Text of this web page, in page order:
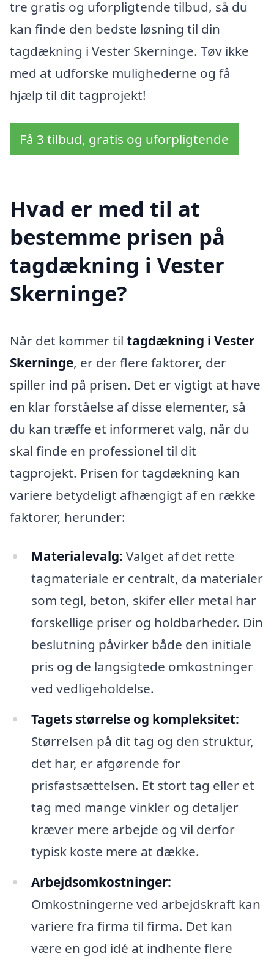
tre gratis og uforpligtende tilbud, så du
kan finde den bedste løsning til din
tagdækning i Vester Skerninge. Tøv ikke
med at udforske mulighederne og få
hjælp til dit tagprojekt!
Få 3 tilbud, gratis og uforpligtende
Hvad er med til at
bestemme prisen på
tagdækning i Vester
Skerninge?
Når det kommer til tagdækning i Vester
Skerninge, er der flere faktorer, der
spiller ind på prisen. Det er vigtigt at have
en klar forståelse af disse elementer, så
du kan træffe et informeret valg, når du
skal finde en professionel til dit
tagprojekt. Prisen for tagdækning kan
variere betydeligt afhængigt af en række
faktorer, herunder:
Materialevalg: Valget af det rette
tagmateriale er centralt, da materialer
som tegl, beton, skifer eller metal har
forskellige priser og holdbarheder. Din
beslutning påvirker både den initiale
pris og de langsigtede omkostninger
ved vedligeholdelse.
Tagets størrelse og kompleksitet:
Størrelsen på dit tag og den struktur,
det har, er afgørende for
prisfastsættelsen. Et stort tag eller et
tag med mange vinkler og detaljer
kræver mere arbejde og vil derfor
typisk koste mere at dække.
Arbejdsomkostninger:
Omkostningerne ved arbejdskraft kan
variere fra firma til firma. Det kan
være en god idé at indhente flere